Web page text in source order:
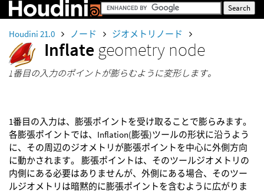
Houdini 21.0 ノード ジオメトリノード
Inflate geometry node
1番目の入力のポイントが膨らむように変形します。
1番目の入力は、膨張ポイントを受け取ることで膨らみます。
各膨張ポイントでは、Inflation(膨張)ツールの形状に沿うよう
に、その周辺のジオメトリが膨張ポイントを中心に外側方向
に動かされます。 膨張ポイントは、そのツールジオメトリの
内側にある必要はありませんが、外側にある場合、そのツー
ルジオメトリは暗黙的に膨張ポイントを含むように広がりま